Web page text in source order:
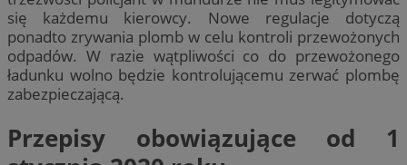
się każdemu kierowcy. Nowe regulacje dotyczą
ponadto zrywania plomb w celu kontroli przewożonych
odpadów. W razie wątpliwości co do przewożonego
ładunku wolno będzie kontrolującemu zerwać plombę
zabezpieczającą.
Przepisy obowiązujące od 1